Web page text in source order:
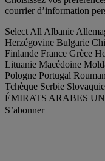
courrier d’information
Select AllAlbanie
Herzégovine Bulgarie
Finlande France Grèce
Lituanie Macédoine
Pologne Portugal
Tchèque Serbie Slovaquie
ÉMIRATS ARABES
S’abonner